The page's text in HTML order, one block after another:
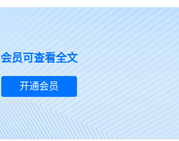
会员可查看全文
开通会员